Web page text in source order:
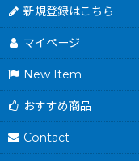
新規登録はこちら
マイページ
New Item
おすすめ商品
Contact